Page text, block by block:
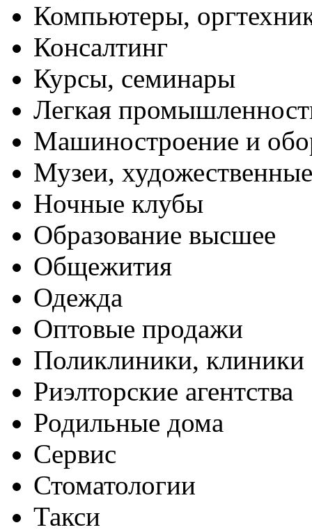
Компьютеры,
Консалтинг
Курсы, семинары
Легкая
Машиностроение и
Музеи,
Ночные клубы
Образование высшее
Общежития
Одежда
Оптовые продажи
Поликлиники, клиники
Риэлторские агентства
Родильные дома
Сервис
Стоматологии
Такси